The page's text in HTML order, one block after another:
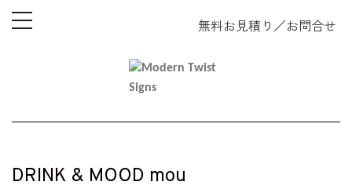
無料お見積り ／お問合せ
toggle
DRINK & MOOD mou